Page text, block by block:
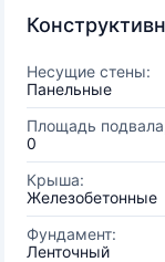
Несущие стены:
Панельные
Площадь
0
Крыша:
Железобетонные
Фундамент:
Ленточный